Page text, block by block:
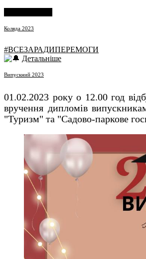
Коляда 2023
#ВСЕЗАРАДИПЕРЕМОГИ
Детальніше
Випускний 2023
01.02.2023 року о 12.00 год
вручення дипломів
"Туризм" та "Садово-паркове